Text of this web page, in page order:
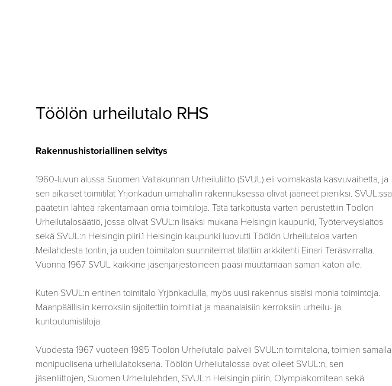
Töölön urheilutalo RHS
Rakennushistoriallinen selvitys
1960-luvun alussa Suomen Valtakunnan Urheiluliitto (SVUL) eli voimakasta kasvuvaihetta, ja
sen aikaiset toimitilat Yrjönkadun uimahallin rakennuksessa olivat jääneet pieniksi. SVUL:ssa
päätetiin lähteä rakentamaan omia toimitiloja. Tätä tarkoitusta varten perustettiin Töölön
Urheilutalosäätiö, jossa olivat SVUL:n lisäksi mukana Helsingin kaupunki, Työterveyslaitos
sekä SVUL:n Helsingin piiri.1 Helsingin kaupunki luovutti Töölön Urheilutaloa varten
Meilahdesta tontin, ja uuden toimitalon suunnitelmat tilattiin arkkitehti Einari Teräsvirralta.
Vuonna 1967 SVUL kaikkine jäsenjärjestöineen pääsi muuttamaan saman katon alle.
Kuten SVUL:n entinen toimitalo Yrjönkadulla, myös uusi rakennus sisälsi monia toimintoja.
Maanpäällisiin kerroksiin sijoitettiin toimitilat ja maanalaisiin kerroksiin urheilu- ja
kuntoutumistiloja.
Vuodesta 1967 vuoteen 1985 Töölön Urheilutalo palveli SVUL:n toimitalona, toimien samalla
monipuolisena urheilulaitoksena. Töölön Urheilutalossa ovat olleet SVUL:n, sen
jäsenliittojen, Suomen Urheilulehden, SVUL:n Helsingin piirin, Olympiakomitean sekä